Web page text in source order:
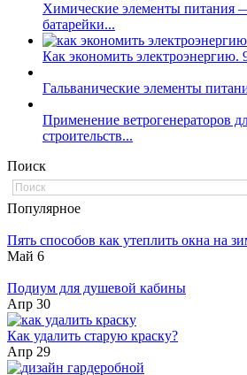
Химические элементы питания
батарейки...
Как экономить электроэнергию.
Гальванические элементы
Применение ветрогенераторов
строительств...
Поиск
Популярное
Пять способов как утеплить окна на
Май 6
Подиум для душевой кабины
Апр 30
Как удалить старую краску?
Апр 29